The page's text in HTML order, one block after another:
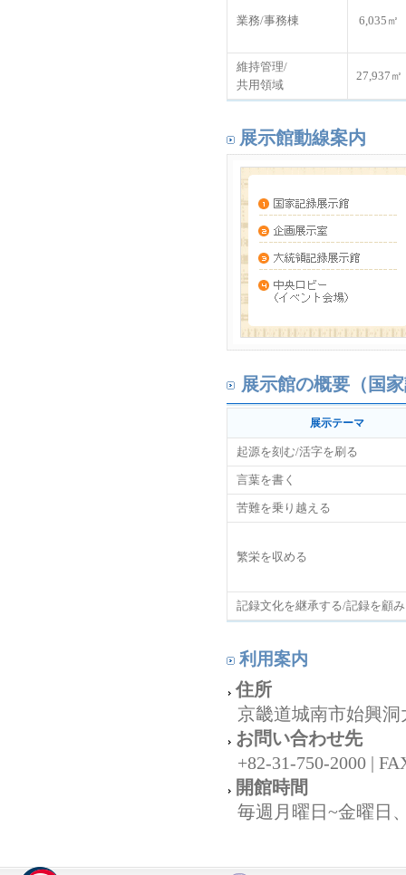
業務/事務棟 6,035㎡
維持管理/
共用領域
27,937㎡
展示館動線案内
展示館の概要（国
展示テーマ
起源を刻む/活字を刷る
言葉を書く
苦難を乗り越える
繁栄を収める
記録文化を継承する/記録を顧
利用案内
住所
京畿道城南市始興洞
お問い合わせ先
+82-31-750-2000 |
開館時間
毎週月曜日 ~金曜日